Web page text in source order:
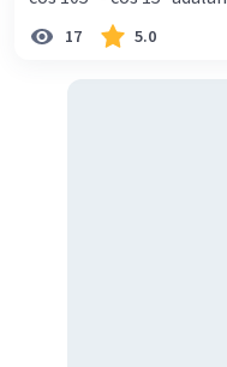
17 5.0